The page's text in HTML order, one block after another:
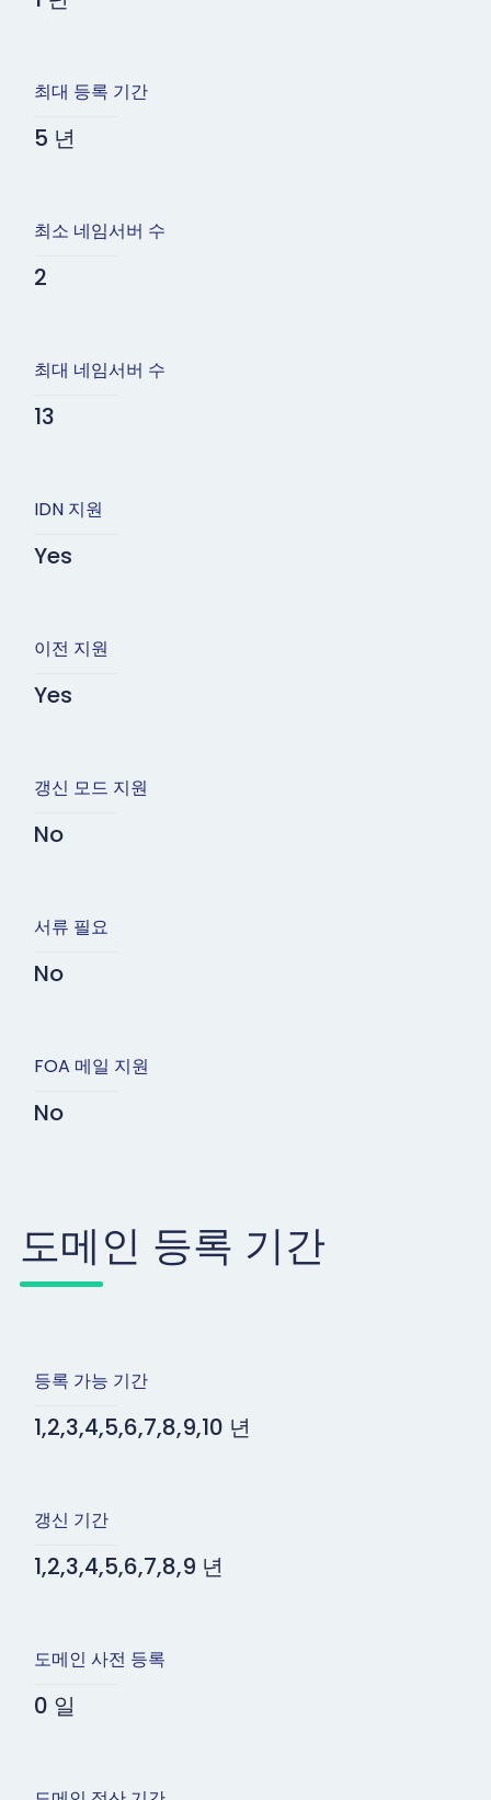
최대 등록 기간
5 년
최소 네임서버 수
2
최대 네임서버 수
13
IDN 지원
Yes
이전 지원
Yes
갱신 모드 지원
No
서류 필요
No
FOA 메일 지원
No
도메인 등록 기간
등록 가능 기간
1,2,3,4,5,6,7,8,9,10 년
갱신 기간
1,2,3,4,5,6,7,8,9 년
도메인 사전 등록
0 일